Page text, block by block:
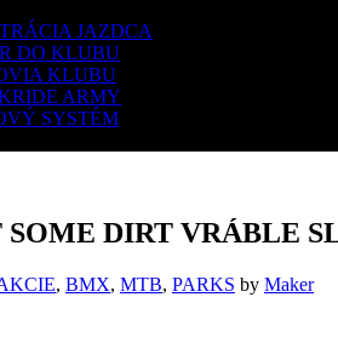
JAZDCA
DO KLUBU
KLUBU
ARMY
SYSTÉM
SOME DIRT VRÁBLE
, BMX, MTB, PARKS by Maker